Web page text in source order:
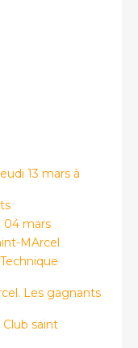
13 mars à
04 mars
MArcel
Les gagnants
saint